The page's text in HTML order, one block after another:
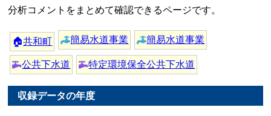
分析コメントをまとめて確認できるページです。
🏠共和町 簡易水道事業 簡易水道事業
公共下水道 特定環境保全公共下水道
収録データの年度